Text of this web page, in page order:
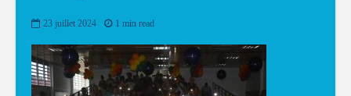
23 juillet 2024 1 min read